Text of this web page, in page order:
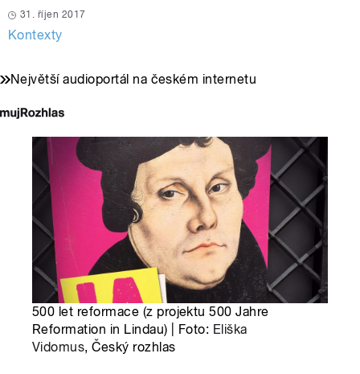
31. říjen 2017
Kontexty
Největší audioportál na českém internetu
500 let reformace (z projektu 500 Jahre
Reformation in Lindau) | Foto: Eliška
Vidomus, Český rozhlas